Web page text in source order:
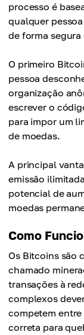
processo é
qualquer
de forma
O primeiro
pessoa
organização
escrever o
para impor um
de moedas.
A principal
emissão
potencial de
moedas
Como
Os Bitcoins são
chamado
transações à
complexos
competem
correta para